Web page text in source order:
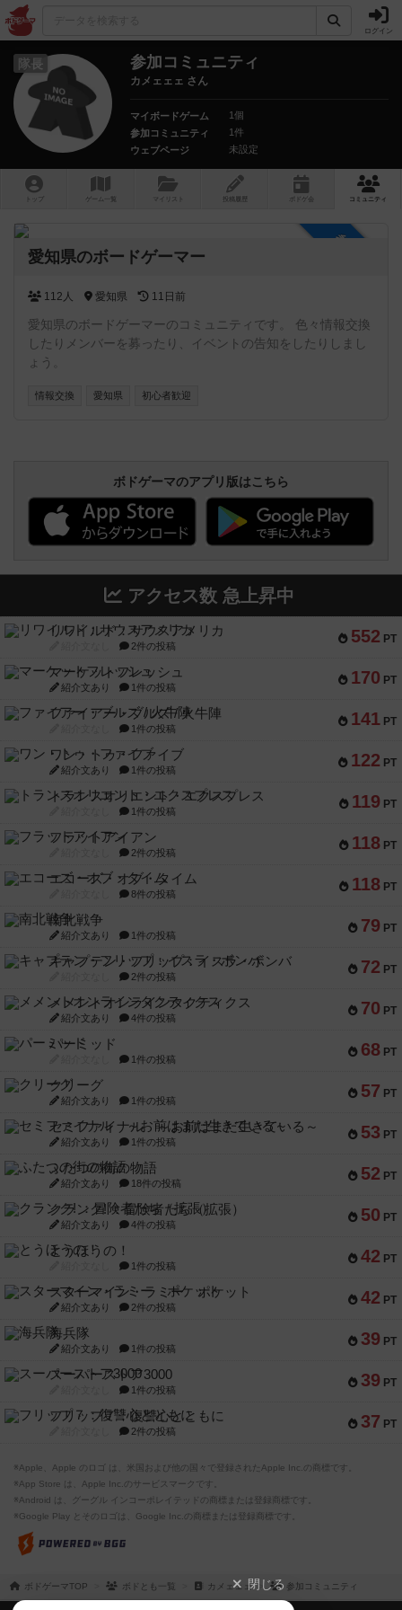
ログイン
隊長 参加コミュニティ
カメェェェ さん
マイボードゲーム
1個
参加コミュニティ
1件
ウェブページ
未設定
トップ ゲーム一覧 マイリスト 投稿履歴 ボ ドゲ コミュニティ
愛知県のボードゲーマー
112人 愛知県 11日前
愛知県のボードゲーマーのコミュニティです。 色々情報交換
したりメンバーを募ったり、イベントの告知をしたりしまし
ょう。
情報交換 愛知県 初心者歓迎
ボドゲーマのアプリ版はこちら
アクセス数 急上昇中
552 PT
リワイルド：サウスアメリカ
2件の投稿
170 PT
マーケットフレッシュ
紹介文あり 1件の投稿
141 PT
ファイアー・ブルズ / 火牛陣
1件の投稿
122 PT
ワン・トゥ・ファイブ
紹介文あり 1件の投稿
119 PT
トランスオリエント・エクスプレス
1件の投稿
118 PT
フラットアイアン
2件の投稿
118 PT
エコーズ・オブ・タイム
8件の投稿
79 PT
南北戦争
紹介文あり 1件の投稿
72 PT
キャプテン・フリップ：イスラ・ボンバ
2件の投稿
70 PT
メメントオンラインタクティクス
紹介文あり 4件の投稿
68 PT
パーミッド
1件の投稿
57 PT
クリーグ
紹介文あり 1件の投稿
53 PT
セミファイナル ～お前はまだ生きている～
紹介文あり 1件の投稿
52 PT
ふたつの街の物語
紹介文あり 18件の投稿
50 PT
クランク! ：冒険者たち（拡張）
紹介文あり 4件の投稿
42 PT
とうほうの！
1件の投稿
42 PT
スターマイン・ラミー ポケット
紹介文あり 2件の投稿
39 PT
海兵隊
紹介文あり 1件の投稿
39 PT
スーパーストア3000
1件の投稿
37 PT
フリップ７：復讐心とともに
2件の投稿
※Apple、Apple のロゴ は、米国および他の国々で登録されたApple Inc.の商標です。
※App Store は、Apple Inc.のサービスマークです。
※Android は、グーグル インコーポレイテッドの商標または登録商標です。
※Google Play とそのロゴは、Google Inc.の商標または登録商標です。
ボドゲーマTOP ボドとも一覧 カメェェェ 参加コミュニティ
閉じる